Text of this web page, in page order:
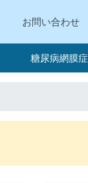
お問い合わせ
糖尿病網膜症